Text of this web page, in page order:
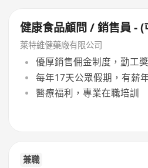
健康食品顧問 / 銷售員 - (
萊特維健藥廠有限公司
優厚銷售佣金制度，勤工
每年17天公眾假期，有薪
醫療福利，專業在職培訓
兼職